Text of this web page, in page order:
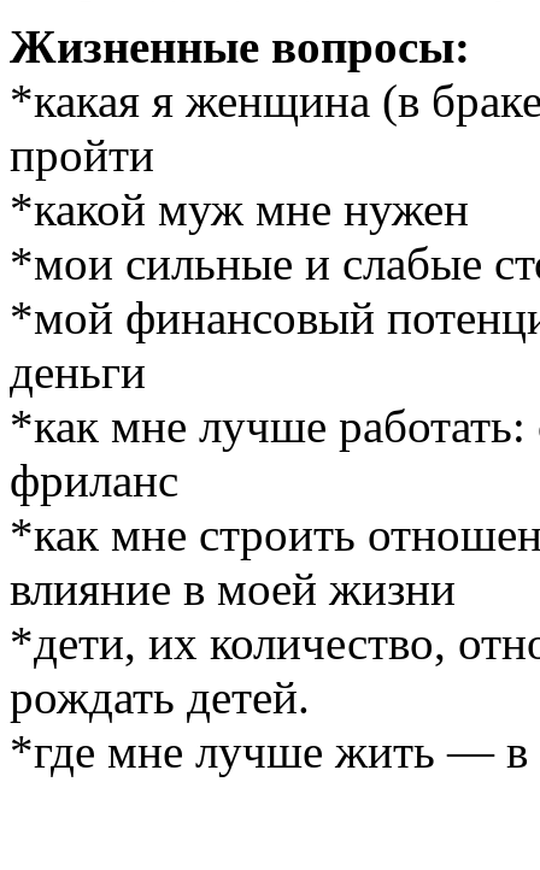
Жизненные вопросы:
*какая я женщина (в
пройти
*какой муж мне нужен
*мои сильные и слабые
*мой финансовый
деньги
*как мне лучше
фриланс
*как мне строить
влияние в моей жизни
*дети, их количество,
рождать детей.
*где мне лучше жить — в